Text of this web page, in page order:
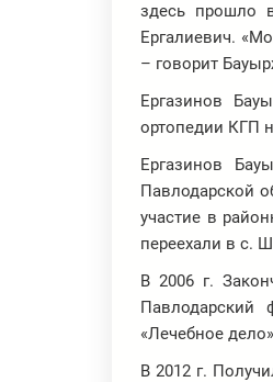
здесь прошло
Ергалиевич.
– говорит
Ергазинов
ортопедии КГП
Ергазинов
Павлодарской
участие в
переехали в с.
В 2006 г.
Павлодарский
«Лечебное
В 2012 г.